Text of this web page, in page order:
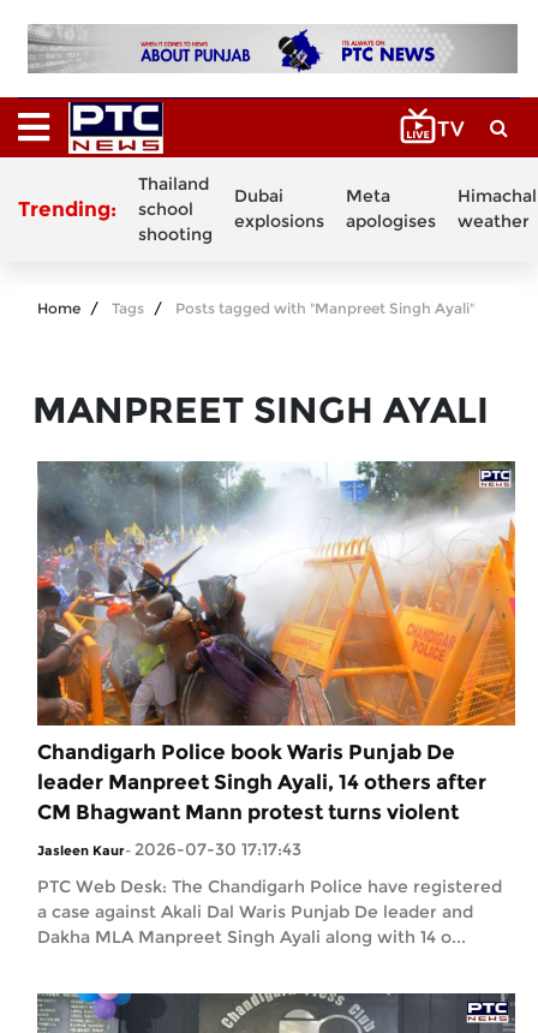
Trending:
Thailand
school
shooting
Dubai
explosions
Meta
apologises
Himachal
weather
Home Tags Posts tagged with "Manpreet Singh Ayali"
MANPREET SINGH AYALI
Chandigarh Police book Waris Punjab De
leader Manpreet Singh Ayali, 14 others after
CM Bhagwant Mann protest turns violent
Jasleen Kaur- 2026-07-30 17:17:43
PTC Web Desk: The Chandigarh Police have registered
a case against Akali Dal Waris Punjab De leader and
Dakha MLA Manpreet Singh Ayali along with 14 o...